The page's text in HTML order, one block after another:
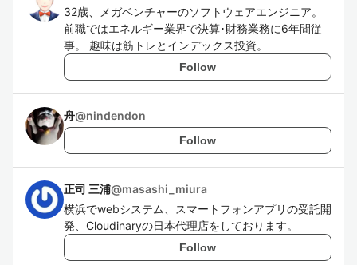
32歳、メガベンチャーのソフトウェアエンジニア。
前職ではエネルギー業界で決算･財務業務に6年間従
事。 趣味は筋トレとインデックス投資。
Follow
舟@nindendon
Follow
正司 三浦@masashi_miura
横浜でwebシステム、スマートフォンアプリの受託開
発、Cloudinaryの日本代理店をしております。
Follow